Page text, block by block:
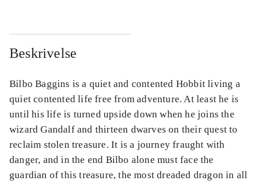
Beskrivelse
Bilbo Baggins is a quiet and contented Hobbit living a
quiet contented life free from adventure. At least he is
until his life is turned upside down when he joins the
wizard Gandalf and thirteen dwarves on their quest to
reclaim stolen treasure. It is a journey fraught with
danger, and in the end Bilbo alone must face the
guardian of this treasure, the most dreaded dragon in all